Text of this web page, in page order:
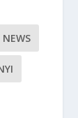
NEWS